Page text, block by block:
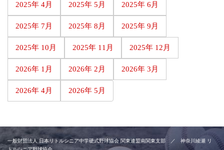
2025年 4月 2025年 5月 2025年 6月
2025年 7月 2025年 8月 2025年 9月
2025年 10月 2025年 11月 2025年 12月
2026年 1月 2026年 2月 2026年 3月
2026年 4月 2026年 5月
一般財団法人 日本リトルシニア中学硬式野球協会 関東連盟南関東支部 ／ 神奈川綾瀬 リ